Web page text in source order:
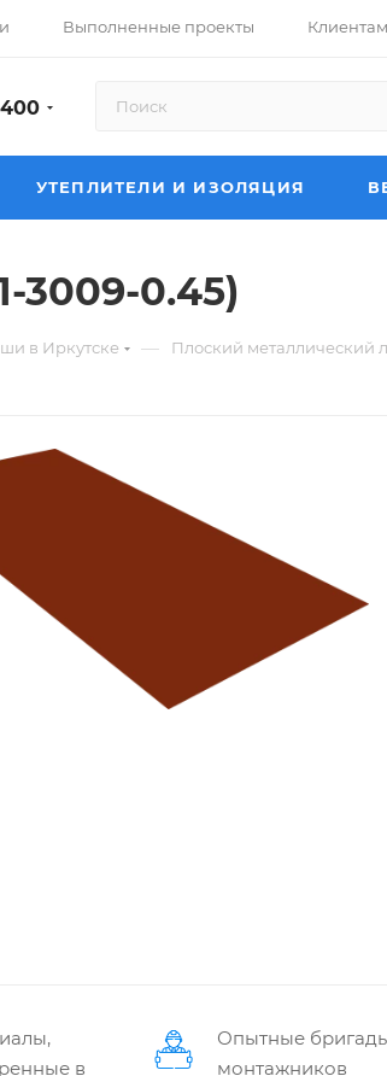
Выполненные проекты Клиентам
УТЕПЛИТЕЛИ И ИЗОЛЯЦИЯ
3009-0.45)
в Иркутске — Плоский металлический
в
Опытные
монтажников